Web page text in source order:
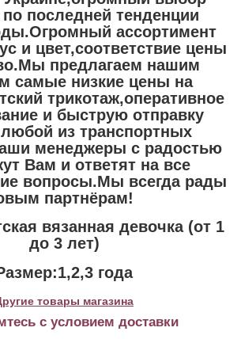
последней тенденции
ассортимент
и цвет,соответствие цены
предлагаем нашим
самые низкие цены на
трикотаж,оперативное
и быструю отправку
любой из транспортных
менеджеры с радостью
Вам и ответят на все
вопросы.Мы всегда рады
партнёрам!
вязанная девочка (от 1
до 3 лет)
года
товары магазина
с условием доставки